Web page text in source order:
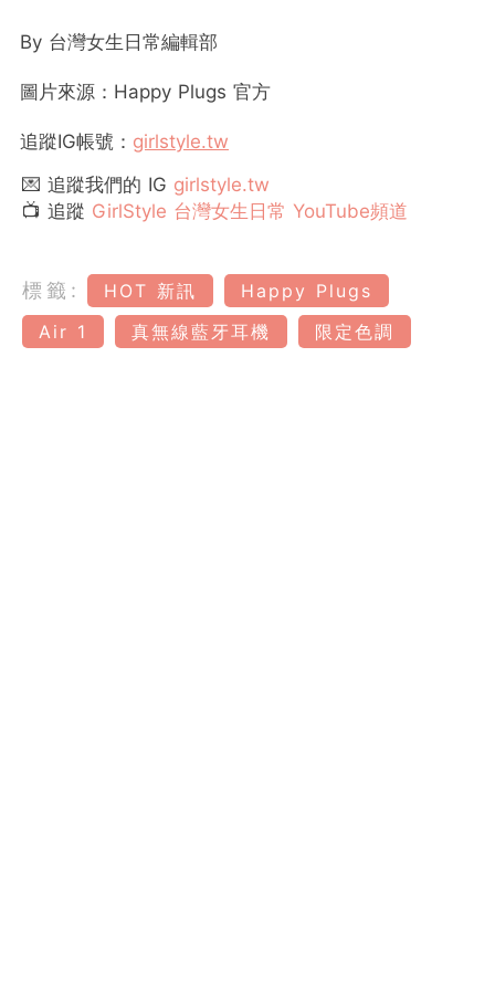
By 台灣女生日常編輯部
圖片來源：Happy Plugs 官方
追蹤IG帳號： girlstyle.tw
💌 追蹤我們的 IG girlstyle.tw
📺 追蹤 GirlStyle 台灣女生日常 YouTube頻道
標籤: HOT 新訊
Happy Plugs
Air 1
真無線藍牙耳機 限定色調